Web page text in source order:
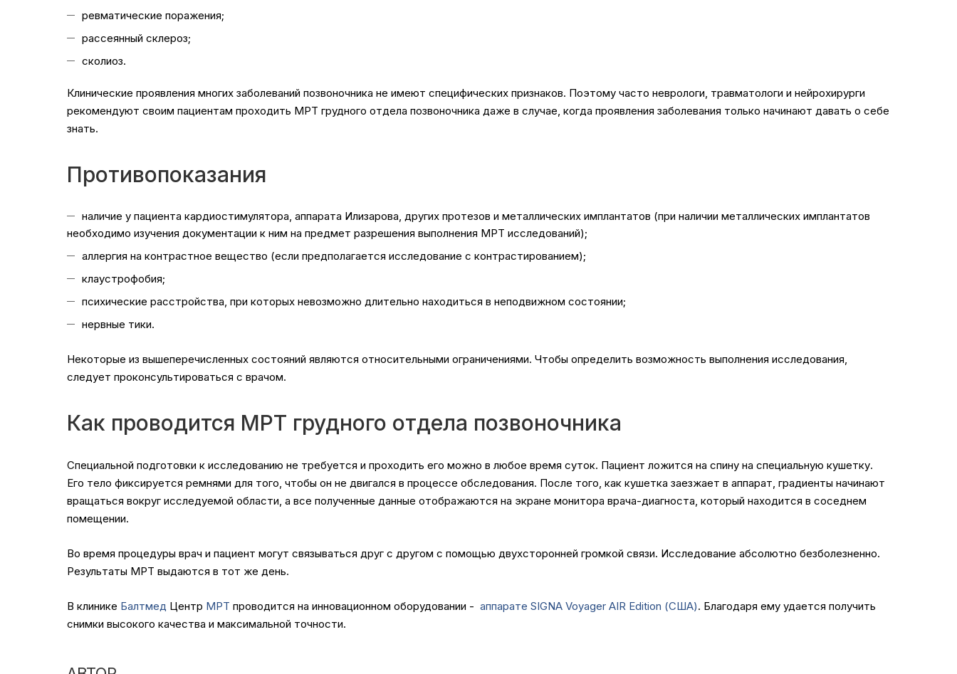
ревматические поражения;
рассеянный склероз;
сколиоз.
Клинические проявления многих заболеваний позвоночника не имеют специфических признаков. Поэтому часто неврологи, травматологи и нейрохирурги
рекомендуют своим пациентам проходить МРТ грудного отдела позвоночника даже в случае, когда проявления заболевания только начинают давать о себе
знать.
Противопоказания
наличие у пациента кардиостимулятора, аппарата Илизарова, других протезов и металлических имплантатов (при наличии металлических имплантатов
необходимо изучения документации к ним на предмет разрешения выполнения МРТ исследований);
аллергия на контрастное вещество (если предполагается исследование с контрастированием);
клаустрофобия;
психические расстройства, при которых невозможно длительно находиться в неподвижном состоянии;
нервные тики.
Некоторые из вышеперечисленных состояний являются относительными ограничениями. Чтобы определить возможность выполнения исследования,
следует проконсультироваться с врачом.
Как проводится МРТ грудного отдела позвоночника
Специальной подготовки к исследованию не требуется и проходить его можно в любое время суток. Пациент ложится на спину на специальную кушетку.
Его тело фиксируется ремнями для того, чтобы он не двигался в процессе обследования. После того, как кушетка заезжает в аппарат, градиенты начинают
вращаться вокруг исследуемой области, а все полученные данные отображаются на экране монитора врача-диагноста, который находится в соседнем
помещении.
Во время процедуры врач и пациент могут связываться друг с другом с помощью двухсторонней громкой связи. Исследование абсолютно безболезненно.
Результаты МРТ выдаются в тот же день.
В клинике Балтмед Центр МРТ проводится на инновационном оборудовании - аппарате SIGNA Voyager AIR Edition (США). Благодаря ему удается получить
снимки высокого качества и максимальной точности.